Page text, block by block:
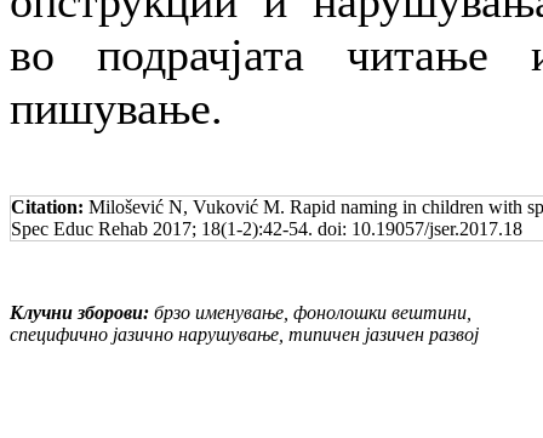
во подрачјата читање
пишување.
Citation: Milošević N, Vuković M. Rapid naming in children with
Spec Educ Rehab 2017; 18(1-2):42-54. doi: 10.19057/jser.2017.18
Клучни зборови: брзо именување, фонолошки вештини,
специфично јазично нарушување, типичен јазичен развој